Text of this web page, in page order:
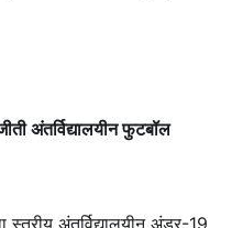
अंतर्विद्यालयीन फुटबॉल